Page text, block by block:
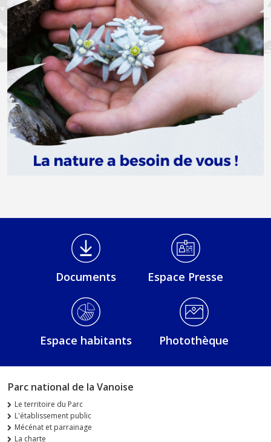
Médiathèque Footer
Documents Espace Presse
Espace habitants Photothèque
Parc national de la Vanoise
Le territoire du Parc
L'établissement public
Mécénat et parrainage
La charte